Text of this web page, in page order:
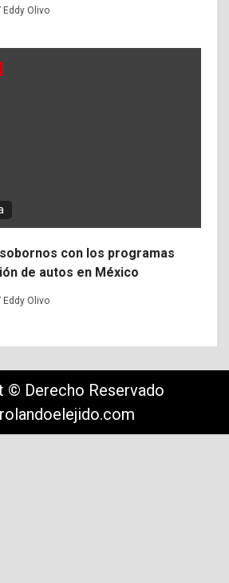
Eddy Olivo
con los programas
de autos en México
Eddy Olivo
© Derecho Reservado